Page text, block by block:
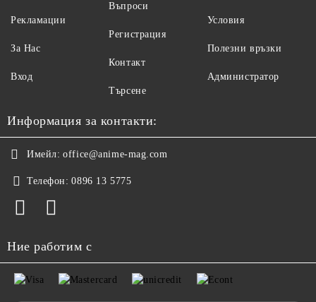
Рекламации
За Нас
Вход
Въпроси
Регистрация
Контакт
Търсене
Условия
Полезни връзки
Администратор
Информация за контакти:
Имейл: office@anime-mag.com
Телефон: 0896 13 5775
Ние работим с